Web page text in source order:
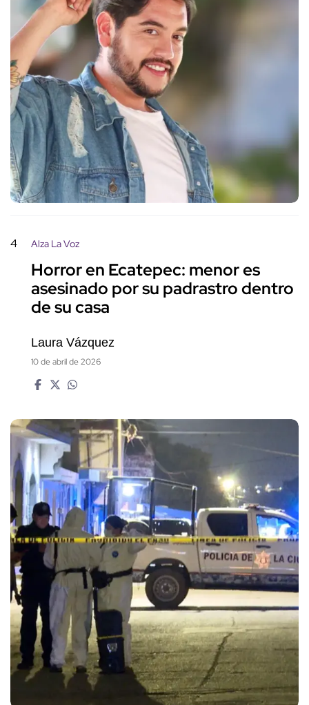
4 Alza La Voz
Horror en Ecatepec: menor es
asesinado por su padrastro dentro
de su casa
Laura Vázquez
10 de abril de 2026